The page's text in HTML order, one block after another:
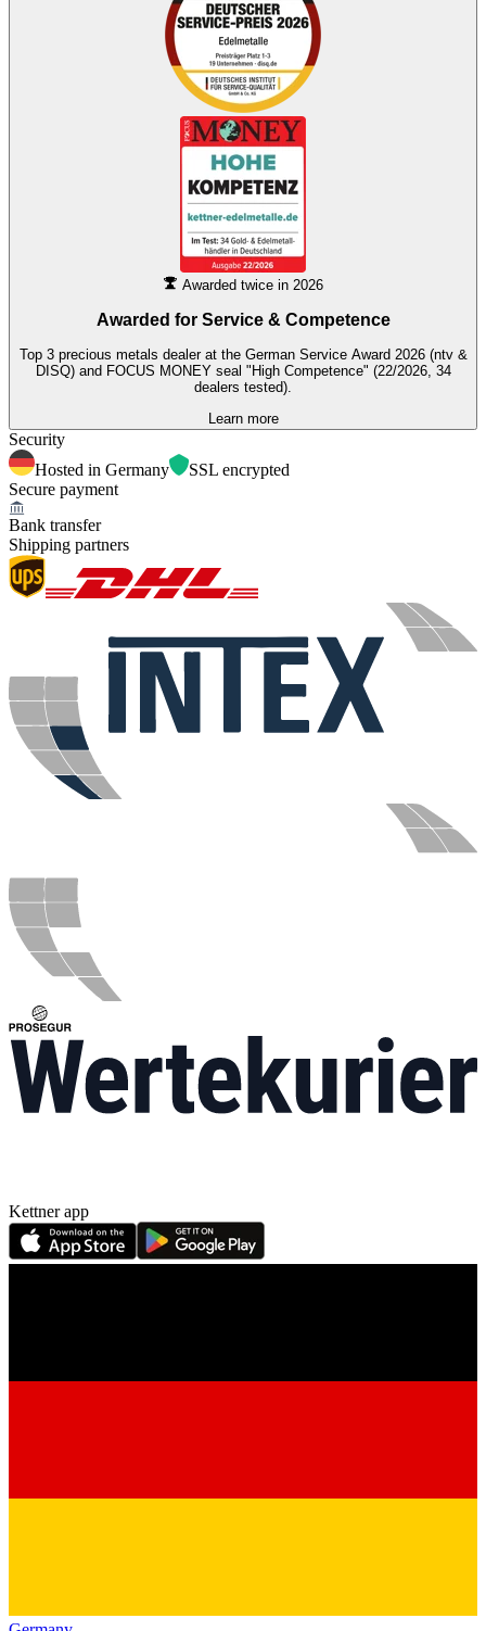
Awarded twice in 2026
Awarded for Service & Competence
Top 3 precious metals dealer at the German Service Award 2026 (ntv &
DISQ) and FOCUS MONEY seal "High Competence" (22/2026, 34
dealers tested).
Learn more
Security
Hosted in Germany
SSL encrypted
Secure payment
Bank transfer
Shipping partners
Kettner app